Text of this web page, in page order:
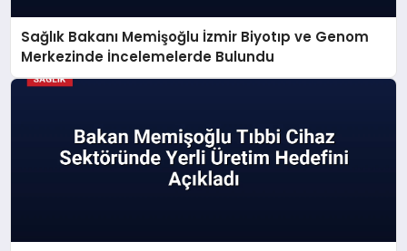
Sağlık Bakanı Memişoğlu İzmir Biyotıp ve Genom
Merkezinde İncelemelerde Bulundu